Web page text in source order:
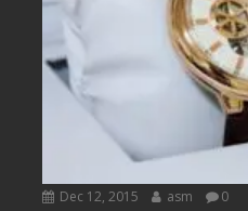
Dec 12, 2015 asm 0